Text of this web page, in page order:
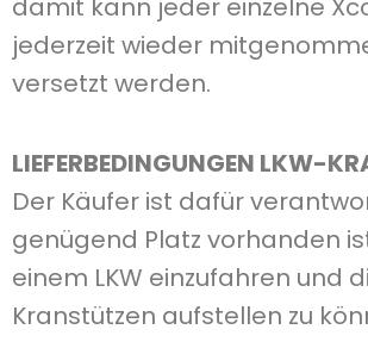
damit kann jeder einzelne
jederzeit wieder
versetzt werden.
LIEFERBEDINGUNGEN LKW-
Der Käufer ist dafür
genügend Platz vorhanden
einem LKW einzufahren und
Kranstützen aufstellen zu